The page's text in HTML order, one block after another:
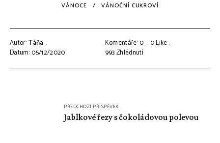
VÁNOCE
VÁNOČNÍ CUKROVÍ
Autor:Táňa
Datum: 05/12/2020
Komentáře: 0 0Like
993Zhlédnutí
PŘEDCHOZÍ PŘÍSPĚVEK
Jablkové řezy s čokoládovou polevou